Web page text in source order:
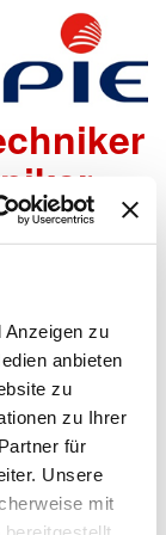
Anzeigen zu
anbieten
zu
zu Ihrer
für
Unsere
mit
-
wie
Möglichkeiten